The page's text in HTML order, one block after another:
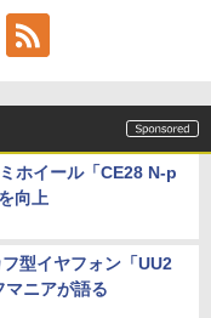
ホイール「CE28 N-p
向上
型イヤフォン「UU2
マニアが語る